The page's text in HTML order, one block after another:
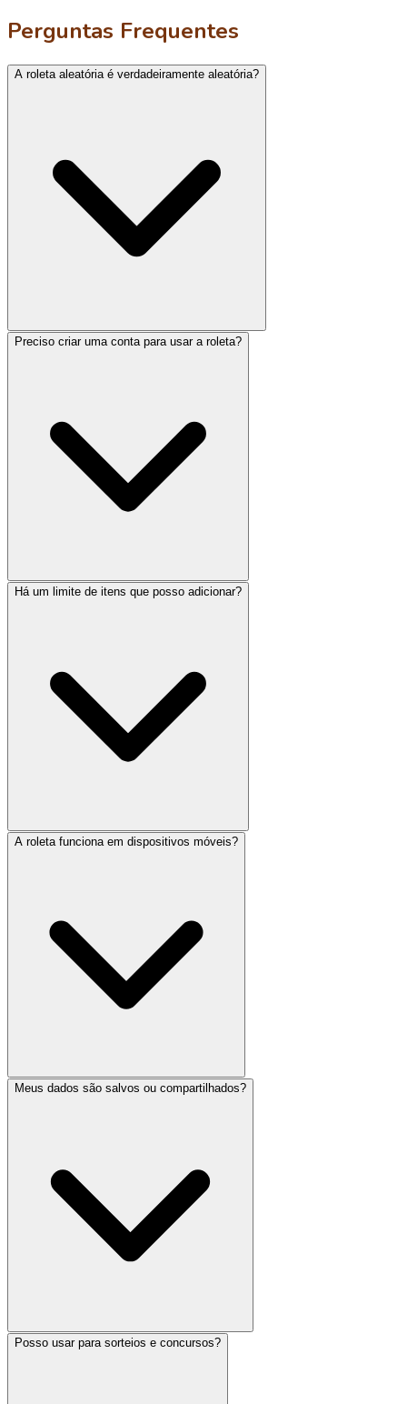
Perguntas Frequentes
A roleta aleatória é verdadeiramente aleatória?
Preciso criar uma conta para usar a roleta?
Há um limite de itens que posso adicionar?
A roleta funciona em dispositivos móveis?
Meus dados são salvos ou compartilhados?
Posso usar para sorteios e concursos?